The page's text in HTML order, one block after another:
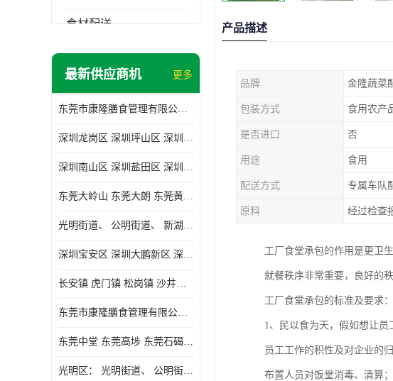
食材配送
最新供应商机 更多
东莞市康隆膳食管理有限公司主要经营蔬菜配送 东莞食堂承包 光明蔬菜配送 深圳市食堂承包 深圳市蔬菜配送等业务 欢迎咨询了解
深圳龙岗区 深圳坪山区 深圳光明区 深圳龙华区
深圳南山区 深圳盐田区 深圳福田区 深圳罗湖区 深圳龙岗区
东莞大岭山 东莞大朗 东莞黄江 东莞樟木头 蔬菜配送
光明街道、 公明街道、 新湖街道、
深圳宝安区 深圳大鹏新区 深圳特别合作区
长安镇 虎门镇 松岗镇 沙井镇 公明镇 莞城街道 南城街道 东城街道 万江街道 石碣镇 石龙镇 茶山镇 石排镇 企石镇 横沥镇
东莞市康隆膳食管理有限公司 长安蔬菜配送 虎门蔬菜配送 大岭山蔬菜配送
东莞中堂 东莞高埗 东莞石碣 东莞望牛墩 东莞洪梅 东莞道滘 东莞石龙镇 东莞石排镇
光明区： 光明街道、 公明街道、 新湖街道、 凤凰街道、 玉塘街道、 马田街道
产品描述
品牌 金隆蔬菜
包装方式 食用农产
是否进口 否
用途 食用
配送方式 专属车队
原料 经过检查
工厂食堂承包的作用是更卫
就餐秩序非常重要，良好的
工厂食堂承包的标准及要求：
1、民以食为天，假如想让
员工工作的积性及对企业的
布置人员对饭堂消毒、清算；